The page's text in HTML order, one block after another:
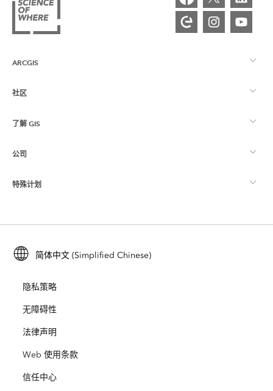
ARCGIS
ArcGIS 概览
制图
Esri Store
社区
Esri 社区
ArcGIS 博客
Esri 年轻专家关系网
了解 GIS
什么是 GIS？
位置智能
培训
ArcUser
ArcNews
ArcWatch
公司
关于 Esri
招贤纳士
开放视野
业务行为准则
特殊计划
ArcGIS for Student Use
保护
教育
简体中文 (Simplified Chinese)
隐私策略
无障碍性
法律声明
Web 使用条款
信任中心